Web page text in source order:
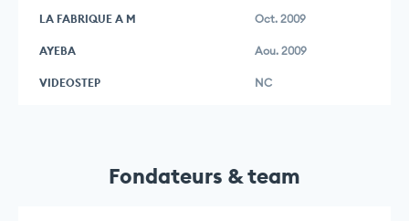
LA FABRIQUE A M Oct. 2009
AYEBA Aou. 2009
VIDEOSTEP NC
Fondateurs & team